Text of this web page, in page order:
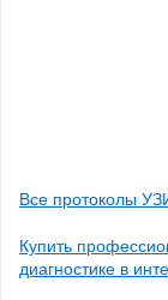
Все протоколы
Купить
диагностике в